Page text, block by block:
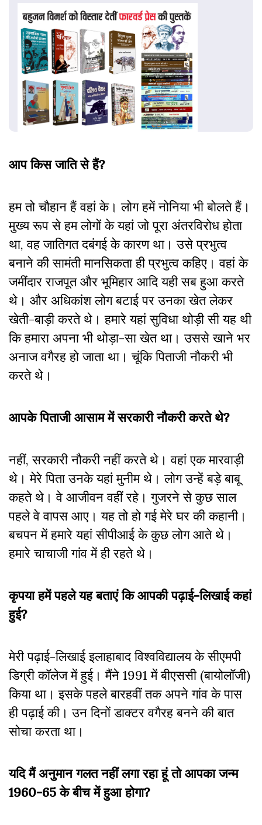
आप किस जाति से हैं?
हम तो चौहान हैं वहां के। लोग हमें नोनिया भी बोलते हैं।
मुख्य रूप से हम लोगों के यहां जो पूरा अंतरविरोध होता
था, वह जातिगत दबंगई के कारण था। उसे प्रभुत्व
बनाने की सामंती मानसिकता ही प्रभुत्व कहिए। वहां के
जमींदार राजपूत और भूमिहार आदि यही सब हुआ करते
थे। और अधिकांश लोग बटाई पर उनका खेत लेकर
खेती-बाड़ी करते थे। हमारे यहां सुविधा थोड़ी सी यह थी
कि हमारा अपना भी थोड़ा-सा खेत था। उससे खाने भर
अनाज वगैरह हो जाता था। चूंकि पिताजी नौकरी भी
करते थे।
आपके पिताजी आसाम में सरकारी नौकरी करते थे?
नहीं, सरकारी नौकरी नहीं करते थे। वहां एक मारवाड़ी
थे। मेरे पिता उनके यहां मुनीम थे। लोग उन्हें बड़े बाबू
कहते थे। वे आजीवन वहीं रहे। गुजरने से कुछ साल
पहले वे वापस आए। यह तो हो गई मेरे घर की कहानी।
बचपन में हमारे यहां सीपीआई के कुछ लोग आते थे।
हमारे चाचाजी गांव में ही रहते थे।
कृपया हमें पहले यह बताएं कि आपकी पढ़ाई-लिखाई कहां
हुई?
मेरी पढ़ाई-लिखाई इलाहाबाद विश्वविद्यालय के सीएमपी
डिग्री कॉलेज में हुई। मैंने 1991 में बीएससी (बायोलॉजी)
किया था। इसके पहले बारहवीं तक अपने गांव के पास
ही पढ़ाई की। उन दिनों डाक्टर वगैरह बनने की बात
सोचा करता था।
यदि मैं अनुमान गलत नहीं लगा रहा हूं तो आपका जन्म
1960-65 के बीच में हुआ होगा?